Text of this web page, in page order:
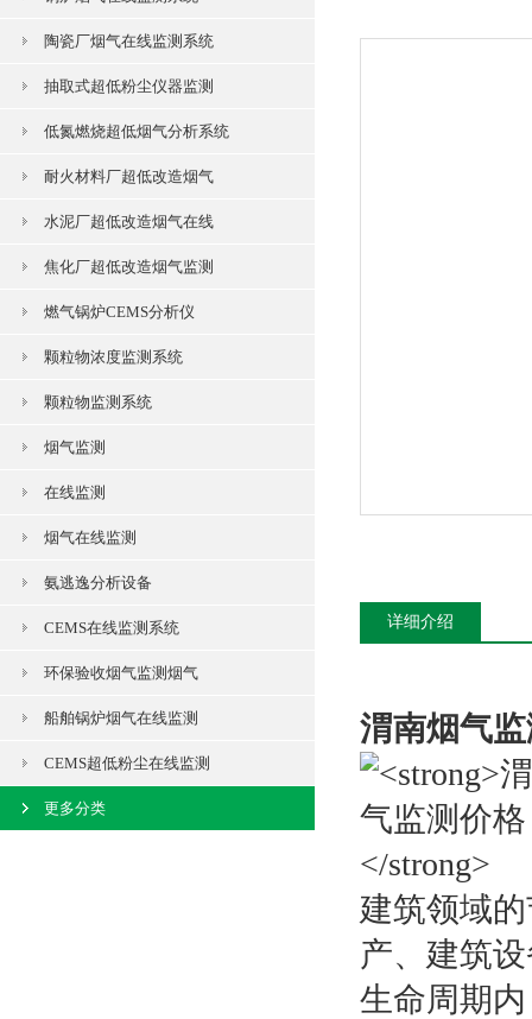
陶瓷厂烟气在线监测系统
抽取式超低粉尘仪器监测
低氮燃烧超低烟气分析系统
耐火材料厂超低改造烟气
水泥厂超低改造烟气在线
焦化厂超低改造烟气监测
燃气锅炉CEMS分析仪
颗粒物浓度监测系统
颗粒物监测系统
烟气监测
在线监测
烟气在线监测
氨逃逸分析设备
CEMS在线监测系统
环保验收烟气监测烟气
船舶锅炉烟气在线监测
CEMS超低粉尘在线监测
更多分类
详细介绍
渭南烟气
建筑领域
产、建筑
生命周期